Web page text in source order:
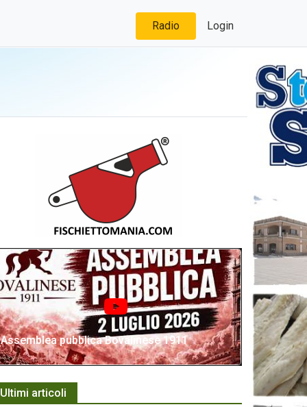
Radio Login
Assemblea pubblica Bovalinese 1911
Ultimi articoli